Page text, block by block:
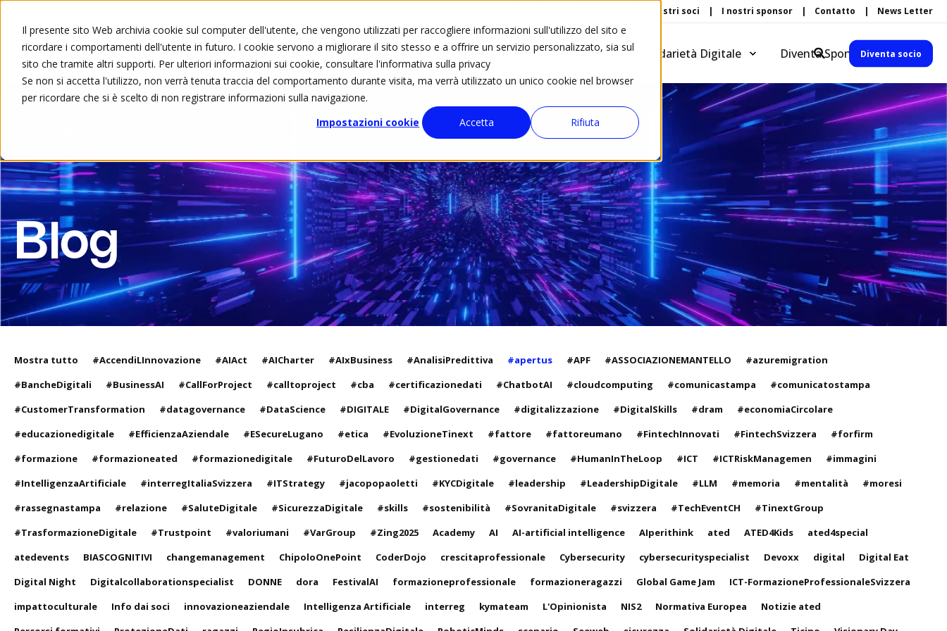
Il presente sito Web archivia cookie sul computer dell'utente, che vengono utilizzati per raccogliere informazioni sull'utilizzo del sito e
ricordare i comportamenti dell'utente in futuro. I cookie servono a migliorare il sito stesso e a offrire un servizio personalizzato, sia sul
sito che tramite altri supporti. Per ulteriori informazioni sui cookie, consultare l'informativa sulla privacy
Se non si accetta l'utilizzo, non verrà tenuta traccia del comportamento durante visita, ma verrà utilizzato un unico cookie nel browser
per ricordare che si è scelto di non registrare informazioni sulla navigazione.
Impostazioni cookie
Accetta Rifiuta
I nostri soci I nostri sponsor Contatto News Letter
Chi siamo Formazione Eventi Calendario eventi ated4kids Solidarietà Digitale Diventa SponsorDiventa socio
Blog
Mostra tutto #AccendiLInnovazione #AIAct #AICharter #AIxBusiness #AnalisiPredittiva #apertus #APF #ASSOCIAZIONEMANTELLO
#azuremigration
#BancheDigitali
#BusinessAI #CallForProject #calltoproject #cba #certificazionedati #ChatbotAI #cloudcomputing #comunicastampa
#comunicatostampa
#CustomerTransformation
#datagovernance #DataScience #DIGITALE #DigitalGovernance #digitalizzazione #DigitalSkills #dram
#economiaCircolare
#educazionedigitale
#EfficienzaAziendale #ESecureLugano #etica #EvoluzioneTinext #fattore #fattoreumano #FintechInnovati #FintechSvizzera
#forfirm
#formazione
#formazioneated #formazionedigitale #FuturoDelLavoro #gestionedati #governance #HumanInTheLoop #ICT #ICTRiskManagemen
#immagini
#IntelligenzaArtificiale
#interregItaliaSvizzera #ITStrategy #jacopopaoletti #KYCDigitale #leadership #LeadershipDigitale #LLM #memoria #mentalità
#moresi
#rassegnastampa
#relazione #SaluteDigitale #SicurezzaDigitale #skills #sostenibilità #SovranitaDigitale #svizzera #TechEventCH
#TinextGroup
#TrasformazioneDigitale
#Trustpoint #valoriumani #VarGroup #Zing2025 Academy AI AI-artificial intelligence AIperithink ated ATED4Kids
ated4special
atedevents
BIASCOGNITIVI changemanagement ChipoloOnePoint CoderDojo crescitaprofessionale Cybersecurity cybersecurityspecialist Devoxx digital
Digital Eat
Digital Night
Digitalcollaborationspecialist DONNE dora FestivalAI formazioneprofessionale formazioneragazzi Global Game Jam
ICT-FormazioneProfessionaleSvizzera
impattoculturale
Info dai soci innovazioneaziendale Intelligenza Artificiale interreg kymateam L'Opinionista NIS2 Normativa Europea
Notizie ated